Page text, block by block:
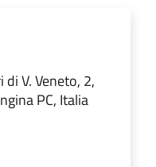
di V. Veneto, 2,
PC, Italia